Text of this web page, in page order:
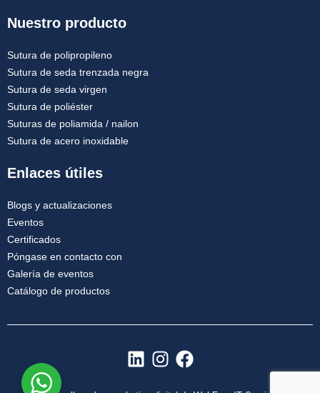
Nuestro producto
Sutura de polipropileno
Sutura de seda trenzada negra
Sutura de seda virgen
Sutura de poliéster
Suturas de poliamida / nailon
Sutura de acero inoxidable
Enlaces útiles
Blogs y actualizaciones
Eventos
Certificados
Póngase en contacto con
Galería de eventos
Catálogo de productos
L
I
F